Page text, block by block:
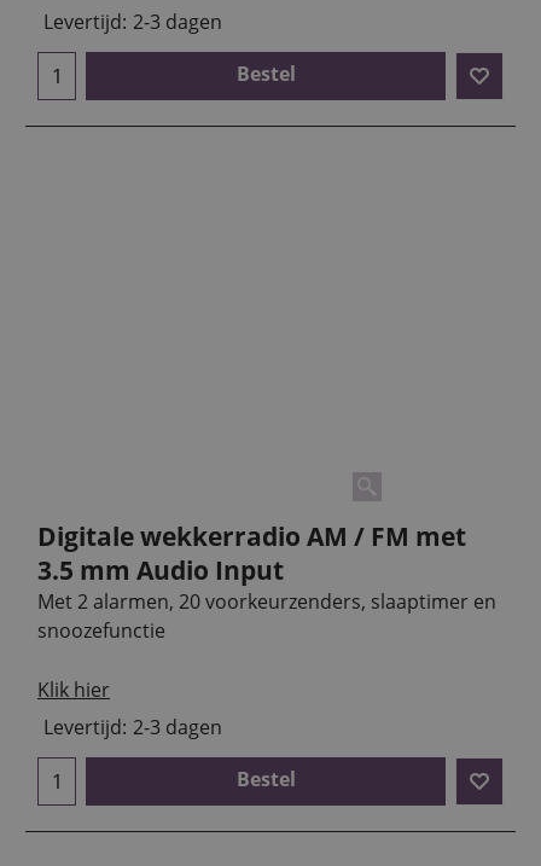
Levertijd: 2-3 dagen
Bestel
Digitale wekkerradio AM / FM met
3.5 mm Audio Input
Met 2 alarmen, 20 voorkeurzenders, slaaptimer en
snoozefunctie
Klik hier
Levertijd: 2-3 dagen
Bestel